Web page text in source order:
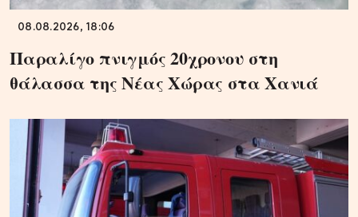
08.08.2026, 18:06
Παραλίγο πνιγμός 20χρονου στη
θάλασσα της Νέας Χώρας στα Χανιά